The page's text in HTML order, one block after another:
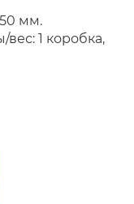
мм.
вес: 1 коробка,